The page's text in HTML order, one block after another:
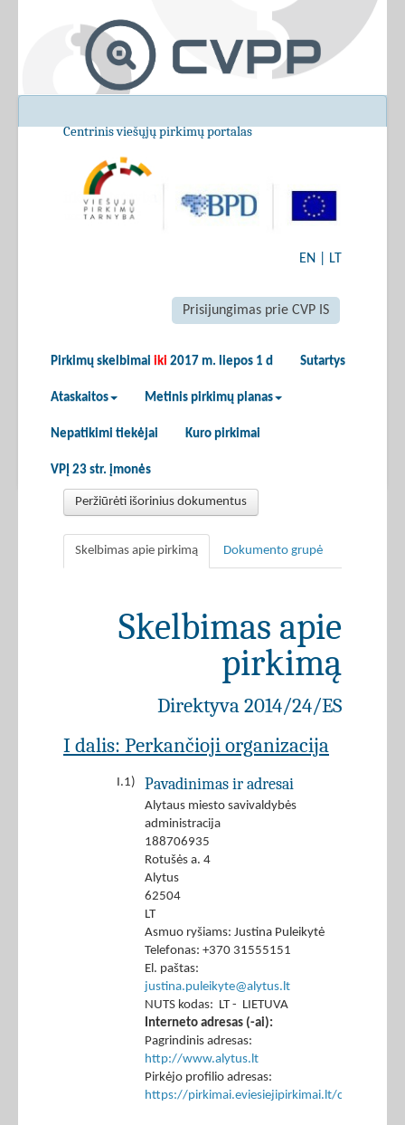
Centrinis viešųjų pirkimų portalas
EN LT
Prisijungimas prie CVP IS
Pirkimų skelbimai iki 2017 m. liepos 1 d Sutartys
Ataskaitos Metinis pirkimų planas
Nepatikimi tiekėjai Kuro pirkimai
VPĮ 23 str. įmonės
Peržiūrėti išorinius dokumentus
Skelbimas apie pirkimą Dokumento grupė
Skelbimas apie
pirkimą
Direktyva 2014/24/ES
I dalis: Perkančioji organizacija
I.1) Pavadinimas ir adresai
Alytaus miesto savivaldybės
administracija
188706935
Rotušės a. 4
Alytus
62504
LT
Asmuo ryšiams: Justina Puleikytė
Telefonas: +370 31555151
El. paštas:
justina.puleikyte@alytus.lt
NUTS kodas: LT - LIETUVA
Interneto adresas (-ai):
Pagrindinis adresas:
http://www.alytus.lt
Pirkėjo profilio adresas:
https://pirkimai.eviesiejipirkimai.lt/ctm/